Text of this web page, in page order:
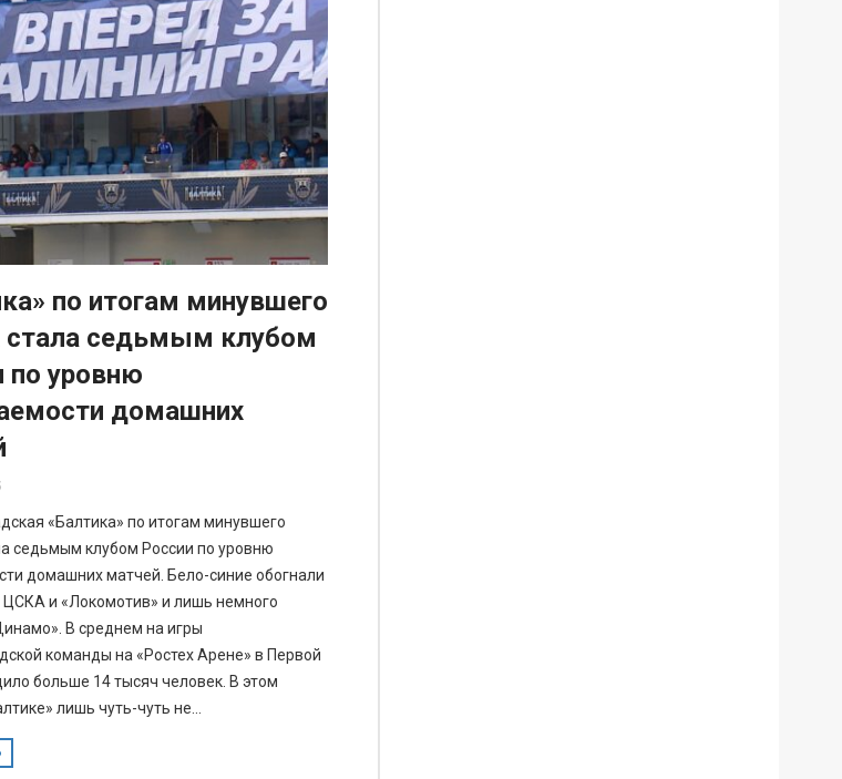
по итогам минувшего
стала седьмым клубом
по уровню
домашних
«Балтика» по итогам минувшего
седьмым клубом России по уровню
домашних матчей. Бело-синие обогнали
ЦСКА и «Локомотив» и лишь немного
В среднем на игры
команды на «Ростех Арене» в Первой
больше 14 тысяч человек. В этом
лишь чуть-чуть не...